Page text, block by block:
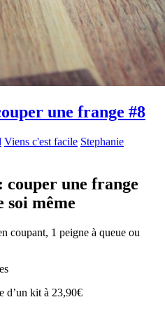
une frange #8
Viens c'est facile Stephanie
couper une frange
soi même
coupant, 1 peigne à queue ou
d’un kit à 23,90€